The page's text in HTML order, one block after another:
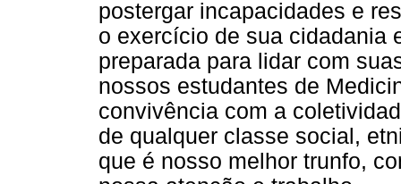
postergar incapacidades e
o exercício de sua cidadania
preparada para lidar com
nossos estudantes de
convivência com a
de qualquer classe social,
que é nosso melhor trunfo,